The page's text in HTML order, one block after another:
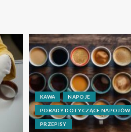
KAWA NAPOJE
PORADY DOTYCZĄCE NAPOJÓW
PRZEPISY